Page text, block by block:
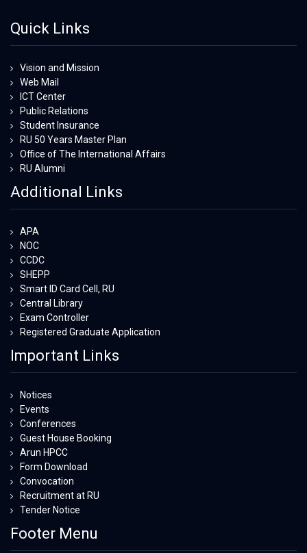
Quick Links
Vision and Mission
Web Mail
ICT Center
Public Relations
Student Insurance
RU 50 Years Master Plan
Office of The International Affairs
RU Alumni
Additional Links
APA
NOC
CCDC
SHEPP
Smart ID Card Cell, RU
Central Library
Exam Controller
Registered Graduate Application
Important Links
Notices
Events
Conferences
Guest House Booking
Arun HPCC
Form Download
Convocation
Recruitment at RU
Tender Notice
Footer Menu